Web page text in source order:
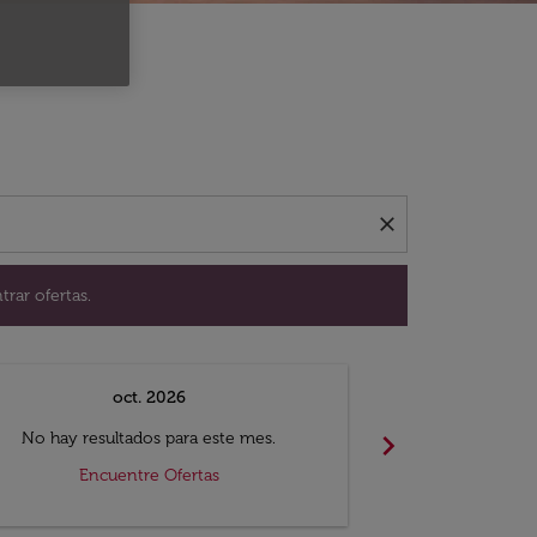
close
ofertas.
para encontrar ofertas.
oct. 2026
No hay resultados para este mes.
Encuentre Ofertas
chevron_right